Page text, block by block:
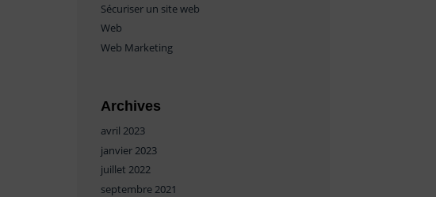
Sécuriser un site web
Web
Web Marketing
Archives
avril 2023
janvier 2023
juillet 2022
septembre 2021